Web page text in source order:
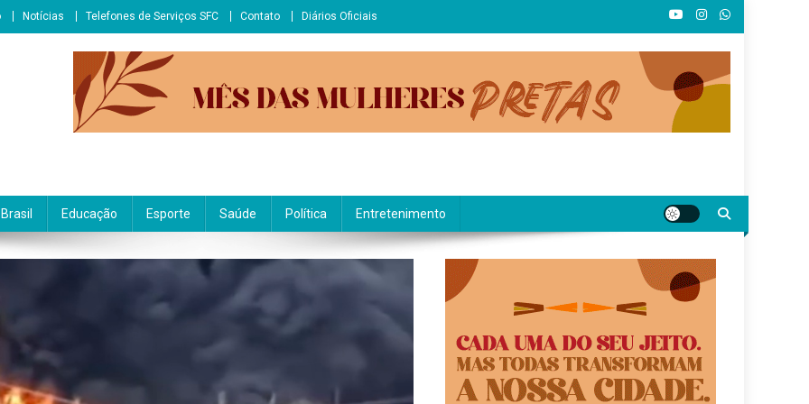
Notícias Telefones de Serviços SFC Contato Diários Oficiais
Brasil Educação Esporte Saúde Política Entretenimento